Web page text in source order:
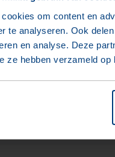
om content en
te analyseren. Ook
en analyse. Deze
ze hebben verzameld